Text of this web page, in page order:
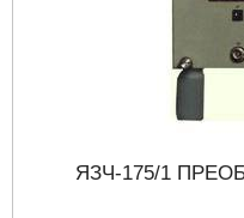
ЯЗЧ-175/1